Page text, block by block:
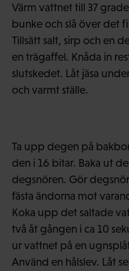
Värm vattnet till 37
bunke och slå över det
Tillsätt salt, sirp och en
en trägaffel. Knåda in
slutskedet. Låt jäsa
och varmt ställe.
Ta upp degen på
den i 16 bitar. Baka ut
degsnören. Gör
fästa ändorna mot
Koka upp det saltade
två åt gången i ca 10
ur vattnet på en
Använd en hålslev. Låt